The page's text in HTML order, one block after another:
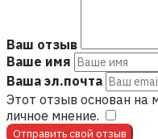
Ваш отзыв
Ваше имя
Ваша эл.почта
Этот отзыв основан
личное мнение.
Отправить свой отзыв